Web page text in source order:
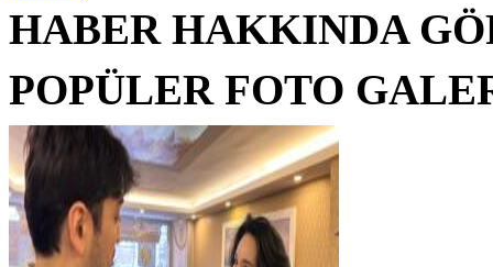
HABER HAKKINDA
POPÜLER FOTO